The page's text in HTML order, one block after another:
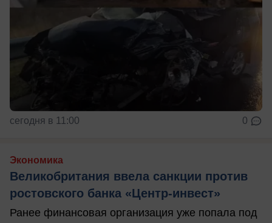
сегодня в 11:00 0
Экономика
Великобритания ввела санкции против
ростовского банка «Центр-инвест»
Ранее финансовая организация уже попала под